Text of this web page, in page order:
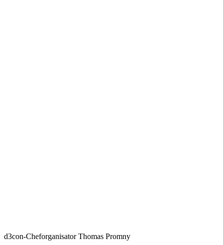
d3con-Cheforganisator Thomas Promny